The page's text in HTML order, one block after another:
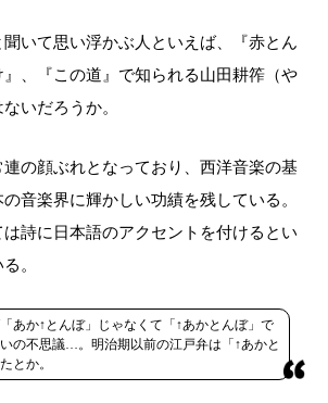
いて思い浮かぶ人といえば、『赤とん
、『この道』で知られる山田耕筰（や
いだろうか。
の顔ぶれとなっており、西洋音楽の基
音楽界に輝かしい功績を残している。
は詩に日本語のアクセントを付けるとい
。
あか↑とんぼ」じゃなくて「↑あかとんぼ」で
いの不思議…。明治期以前の江戸弁は「↑あかと
とか。